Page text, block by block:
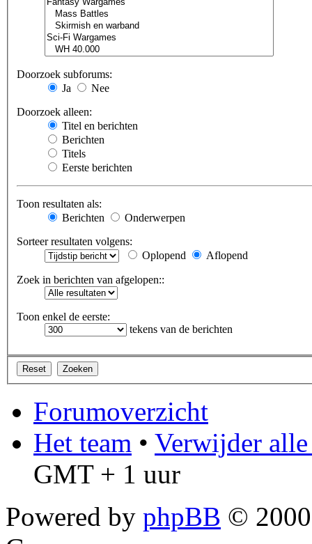
Doorzoek subforums:
Ja
Nee
Doorzoek alleen:
Titel en berichten
Berichten
Titels
Eerste berichten
Toon resultaten als:
Berichten
Onderwerpen
Sorteer resultaten volgens:
Oplopend
Aflopend
Zoek in berichten van afgelopen::
Toon enkel de eerste:
tekens van de berichten
Forumoverzicht
Het team • Verwijder
GMT + 1 uur
Powered by phpBB ©